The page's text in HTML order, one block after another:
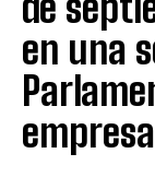
en una